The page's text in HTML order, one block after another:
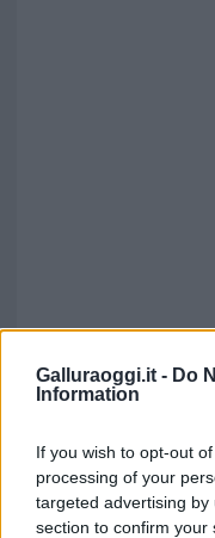
Galluraoggi.it - Do
Information
If you wish to opt-out
processing of your
targeted advertising
section to confirm your